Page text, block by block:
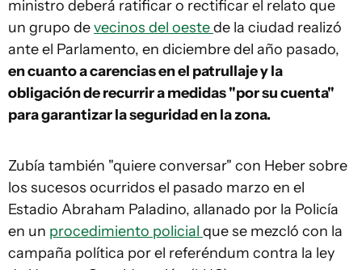
ministro deberá ratificar o rectificar el relato que
un grupo devecinos del oestede la ciudad realizó
ante el Parlamento, en diciembre del año pasado,
en cuanto a carencias en el patrullaje y la
obligación de recurrir a medidas "por su cuenta"
para garantizar la seguridad en la zona.
Zubía también "quiere conversar" con Heber sobre
los sucesos ocurridos el pasado marzo en el
Estadio Abraham Paladino, allanado por la Policía
en un procedimiento policial que se mezcló con la
campaña política por el referéndum contra la ley